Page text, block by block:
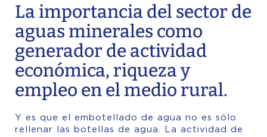
La importancia del sector de
aguas minerales como
generador de actividad
económica, riqueza y
empleo en el medio rural.
Y es que el embotellado de agua no es sólo
rellenar las botellas de agua. La actividad de